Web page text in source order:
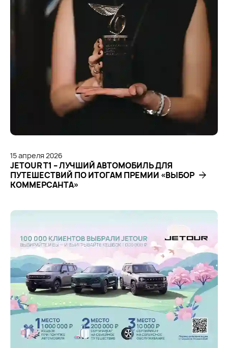
15апреля2026
JETOUR T1 – ЛУЧШИЙ АВТОМОБИЛЬ ДЛЯ
ПУТЕШЕСТВИЙ ПО ИТОГАМ ПРЕМИИ «ВЫБОР
КОММЕРСАНТА»